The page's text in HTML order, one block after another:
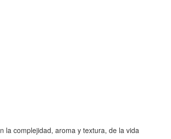
complejidad, aroma y textura, de la vida